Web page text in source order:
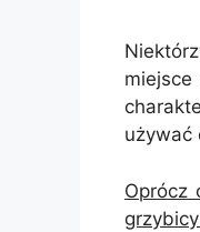
używać
Oprócz